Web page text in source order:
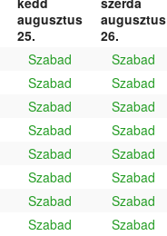
augusztus
25.
augusztus
26.
Szabad
Szabad
Szabad
Szabad
Szabad
Szabad
Szabad
Szabad
Szabad
Szabad
Szabad
Szabad
Szabad
Szabad
Szabad
Szabad